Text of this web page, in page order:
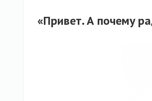
«Привет. А почему